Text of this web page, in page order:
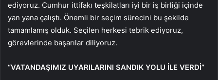
ediyoruz. Cumhur ittifakı teşkilatları iyi bir iş birliği içinde
yan yana çalıştı. Önemli bir seçim sürecini bu şekilde
tamamlamış olduk. Seçilen herkesi tebrik ediyoruz,
görevlerinde başarılar diliyoruz.
“VATANDAŞIMIZ UYARILARINI SANDIK YOLU İLE VERDİ”